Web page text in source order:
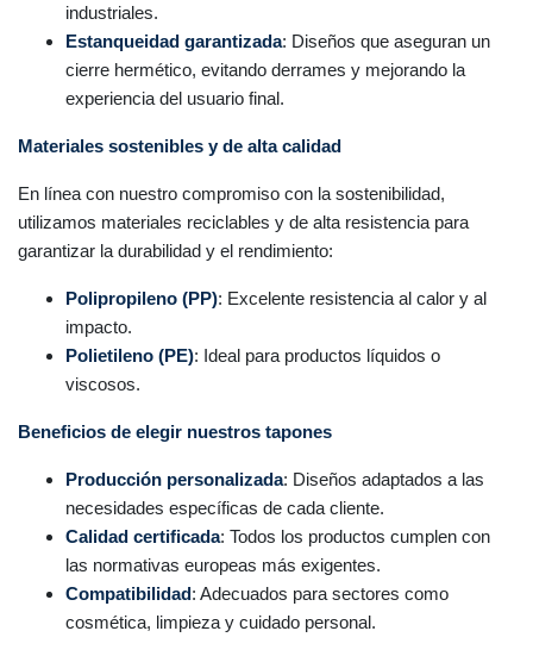
industriales.
Estanqueidad garantizada: Diseños que aseguran un
cierre hermético, evitando derrames y mejorando la
experiencia del usuario final.
Materiales sostenibles y de alta calidad
En línea con nuestro compromiso con la sostenibilidad,
utilizamos materiales reciclables y de alta resistencia para
garantizar la durabilidad y el rendimiento:
Polipropileno (PP): Excelente resistencia al calor y al
impacto.
Polietileno (PE): Ideal para productos líquidos o
viscosos.
Beneficios de elegir nuestros tapones
Producción personalizada: Diseños adaptados a las
necesidades específicas de cada cliente.
Calidad certificada: Todos los productos cumplen con
las normativas europeas más exigentes.
Compatibilidad: Adecuados para sectores como
cosmética, limpieza y cuidado personal.